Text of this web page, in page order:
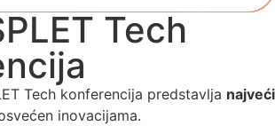
Tech
Tech konferencija predstavlja najveći
inovacijama.